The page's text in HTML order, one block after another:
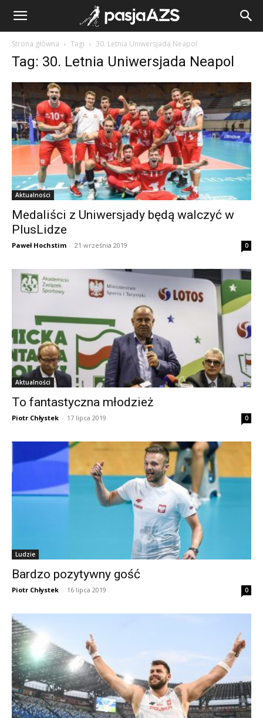
Strona główna Tagi 30. Letnia Uniwersjada Neapol
Tag: 30. Letnia Uniwersjada Neapol
Aktualności
Medaliści z Uniwersjady będą walczyć w
PlusLidze
Paweł Hochstim - 21 września 2019 0
Aktualności
To fantastyczna młodzież
Piotr Chłystek - 17 lipca 2019 0
Ludzie
Bardzo pozytywny gość
Piotr Chłystek - 16 lipca 2019 0